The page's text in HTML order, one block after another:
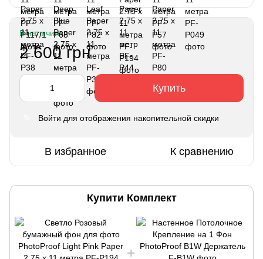
В наличии
2 600 грн
Купить
Войти для отображения накопительной скидки
В избранное К сравнению
Купити Комплект